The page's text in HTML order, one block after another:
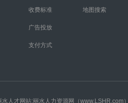
收费标准
广告投放
支付方式
地图搜索
人才网站:丽水人力资源网（www.LSHR.com）